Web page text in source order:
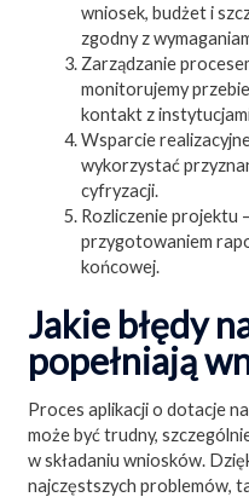
wniosek, budżet i
zgodny z
Zarządzanie
monitorujemy
kontakt z
Wsparcie
wykorzystać
cyfryzacji.
Rozliczenie projektu
przygotowaniem
końcowej.
Jakie błędy
popełniają
Proces aplikacji o dotacje
może być trudny,
w składaniu wniosków.
najczęstszych problemów,